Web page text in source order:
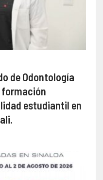
de Odontología
formación
estudiantil en